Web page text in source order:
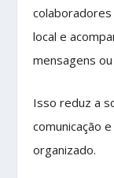
local e
mensagens
Isso reduz a
comunicação
organizado.